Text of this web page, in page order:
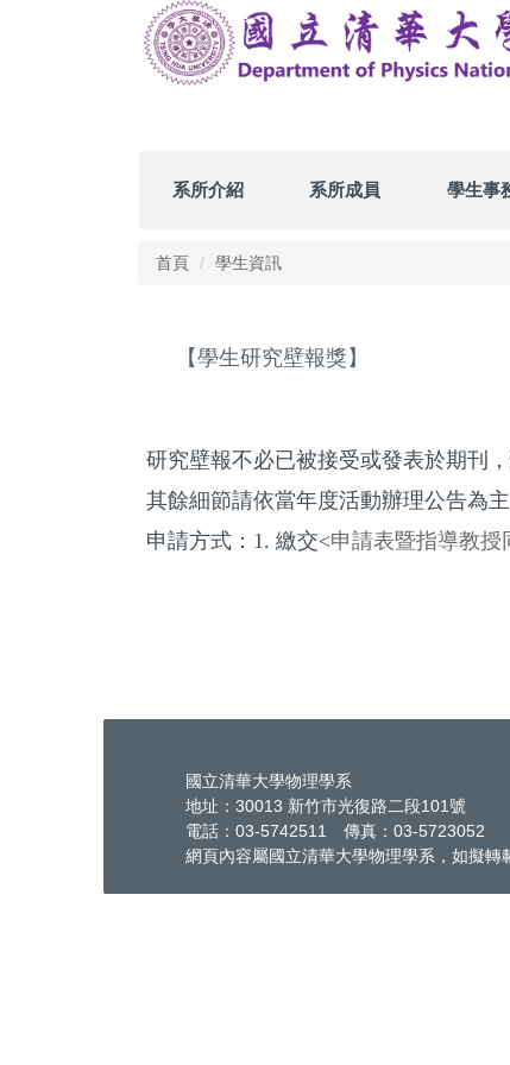
系所介紹 系所成員 學生事
首頁 學生資訊
【學生研究壁報獎】
研究壁報不必已被接受或發表於期刊
其餘細節請依當年度活動辦理公告為主
申請方式：1. 繳交<申請表暨指導教授
國立清華大學物理學系
地址：30013 新竹市光復路二段101號
電話：03-5742511 傳真：03-5723052
網頁內容屬國立清華大學物理學系，如擬轉